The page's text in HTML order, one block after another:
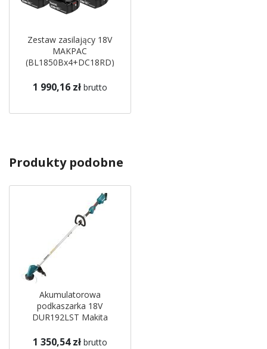
Zestaw zasilający 18V
MAKPAC
(BL1850Bx4+DC18RD)
1 990,16 zł brutto
Produkty podobne
Akumulatorowa
podkaszarka 18V
DUR192LST Makita
1 350,54 zł brutto